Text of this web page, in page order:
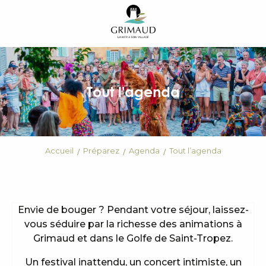
principal
Tout l'agenda
Accueil Préparez Agenda Tout l’agenda
Envie de bouger ? Pendant votre séjour, laissez-
vous séduire par la richesse des animations à
Grimaud et dans le Golfe de Saint-Tropez.
Un festival inattendu, un concert intimiste, un